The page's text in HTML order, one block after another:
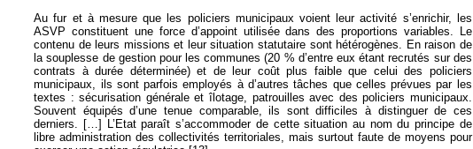
Au fur et à mesure que les policiers municipaux voient leur activité s’enrichir, les
ASVP constituent une force d’appoint utilisée dans des proportions variables. Le
contenu de leurs missions et leur situation statutaire sont hétérogènes. En raison de
la souplesse de gestion pour les communes (20 % d’entre eux étant recrutés sur des
contrats à durée déterminée) et de leur coût plus faible que celui des policiers
municipaux, ils sont parfois employés à d’autres tâches que celles prévues par les
textes : sécurisation générale et îlotage, patrouilles avec des policiers municipaux.
Souvent équipés d’une tenue comparable, ils sont difficiles à distinguer de ces
derniers. […]
L’Etat paraît s’accommoder de cette situation au nom du principe de
libre administration des collectivités territoriales, mais surtout faute de moyens pour